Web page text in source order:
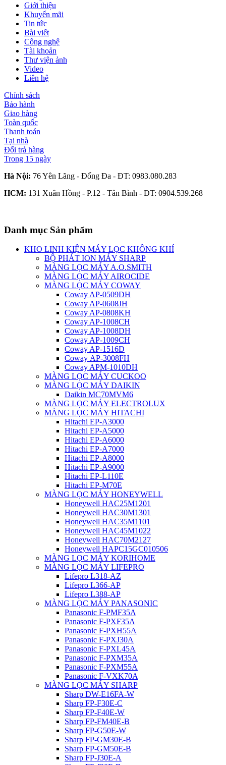
Giới thiệu
Khuyến mãi
Tin tức
Bài viết
Công nghệ
Tài khoản
Thư viện ảnh
Video
Liên hệ
Chính sách
Bảo hành
Giao hàng
Toàn quốc
Thanh toán
Tại nhà
Đổi trả hàng
Trong 15 ngày
Hà Nội: 76 Yên Lãng - Đống Đa - ĐT: 0983.080.283
HCM: 131 Xuân Hồng - P.12 - Tân Bình - ĐT: 0904.539.268
Danh mục Sản phẩm
KHO LINH KIỆN MÁY LỌC KHÔNG KHÍ
BỘ PHÁT ION MÁY SHARP
MÀNG LỌC MÁY A.O.SMITH
MÀNG LỌC MÁY AIROCIDE
MÀNG LỌC MÁY COWAY
Coway AP-0509DH
Coway AP-0608JH
Coway AP-0808KH
Coway AP-1008CH
Coway AP-1008DH
Coway AP-1009CH
Coway AP-1516D
Coway AP-3008FH
Coway APM-1010DH
MÀNG LỌC MÁY CUCKOO
MÀNG LỌC MÁY DAIKIN
Daikin MC70MVM6
MÀNG LỌC MÁY ELECTROLUX
MÀNG LỌC MÁY HITACHI
Hitachi EP-A3000
Hitachi EP-A5000
Hitachi EP-A6000
Hitachi EP-A7000
Hitachi EP-A8000
Hitachi EP-A9000
Hitachi EP-L110E
Hitachi EP-M70E
MÀNG LỌC MÁY HONEYWELL
Honeywell HAC25M1201
Honeywell HAC30M1301
Honeywell HAC35M1101
Honeywell HAC45M1022
Honeywell HAC70M2127
Honeywell HAPC15GC010506
MÀNG LỌC MÁY KORIHOME
MÀNG LỌC MÁY LIFEPRO
Lifepro L318-AZ
Lifepro L366-AP
Lifepro L388-AP
MÀNG LỌC MÁY PANASONIC
Panasonic F-PMF35A
Panasonic F-PXF35A
Panasonic F-PXH55A
Panasonic F-PXJ30A
Panasonic F-PXL45A
Panasonic F-PXM35A
Panasonic F-PXM55A
Panasonic F-VXK70A
MÀNG LỌC MÁY SHARP
Sharp DW-E16FA-W
Sharp FP-F30E-C
Sharp FP-F40E-W
Sharp FP-FM40E-B
Sharp FP-G50E-W
Sharp FP-GM30E-B
Sharp FP-GM50E-B
Sharp FP-J30E-A